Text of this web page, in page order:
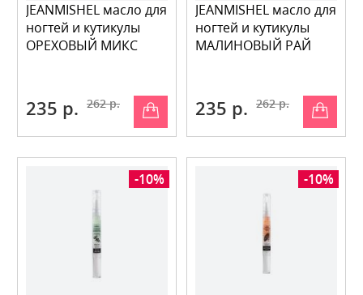
JEANMISHEL масло для
ногтей и кутикулы
ОРЕХОВЫЙ МИКС
235 р. 262 р.
JEANMISHEL масло для
ногтей и кутикулы
МАЛИНОВЫЙ РАЙ
235 р. 262 р.
-10% -10%